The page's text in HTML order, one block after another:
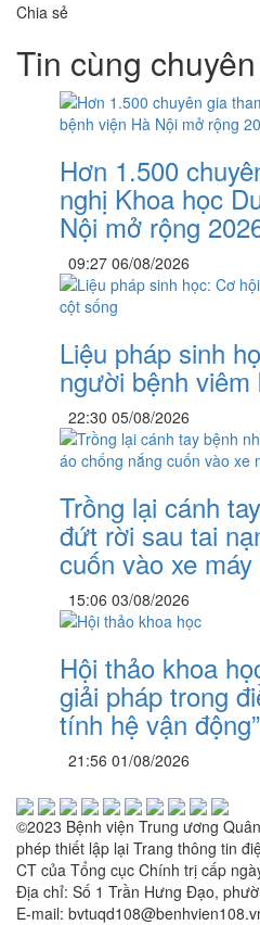
Chia sẻ
Tin cùng
Hơn 1.500
nghị Khoa học
Nội mở rộng
09:27 06/08/2026
Liệu pháp sinh
người bệnh
22:30 05/08/2026
Trồng lại cánh
đứt rời sau tai
cuốn vào xe máy
15:06 03/08/2026
Hội thảo khoa
giải pháp trong
tính hệ vận động”
21:56 01/08/2026
©2023 Bệnh viện Trung ương
phép thiết lập lại Trang thông tin
CT của Tổng cục Chính trị cấp
Địa chỉ: Số 1 Trần Hưng Đạo,
E-mail: